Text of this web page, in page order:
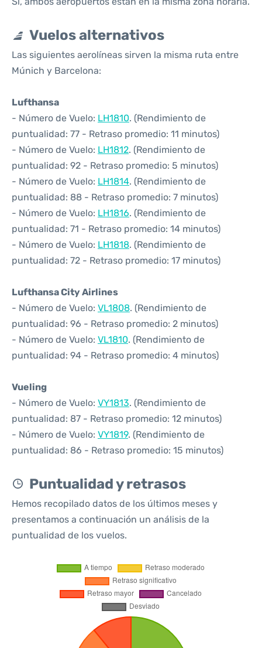
Vuelos alternativos
Las siguientes aerolíneas sirven la misma ruta entre
Múnich y Barcelona:
Lufthansa
- Número de Vuelo: LH1810. (Rendimiento de
puntualidad: 77 - Retraso promedio: 11 minutos)
- Número de Vuelo: LH1812. (Rendimiento de
puntualidad: 92 - Retraso promedio: 5 minutos)
- Número de Vuelo: LH1814. (Rendimiento de
puntualidad: 88 - Retraso promedio: 7 minutos)
- Número de Vuelo: LH1816. (Rendimiento de
puntualidad: 71 - Retraso promedio: 14 minutos)
- Número de Vuelo: LH1818. (Rendimiento de
puntualidad: 72 - Retraso promedio: 17 minutos)
Lufthansa City Airlines
- Número de Vuelo: VL1808. (Rendimiento de
puntualidad: 96 - Retraso promedio: 2 minutos)
- Número de Vuelo: VL1810. (Rendimiento de
puntualidad: 94 - Retraso promedio: 4 minutos)
Vueling
- Número de Vuelo: VY1813. (Rendimiento de
puntualidad: 87 - Retraso promedio: 12 minutos)
- Número de Vuelo: VY1819. (Rendimiento de
puntualidad: 86 - Retraso promedio: 15 minutos)
Puntualidad y retrasos
Hemos recopilado datos de los últimos meses y
presentamos a continuación un análisis de la
puntualidad de los vuelos.